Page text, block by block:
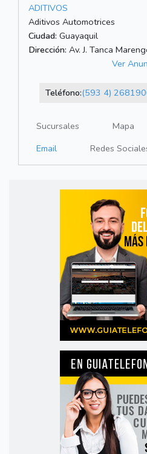
ADITIVOS
Aditivos Automotrices
Ciudad: Guayaquil
Dirección: Av. J. Tanca
Ver
Teléfono:(593 4)
Sucursales Mapa
Email
Redes